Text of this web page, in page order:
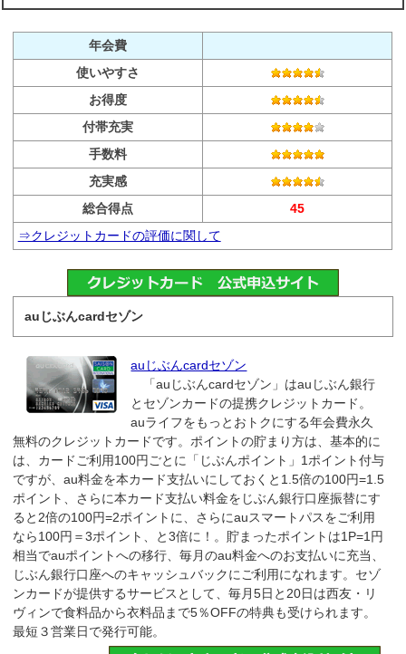
年会費
使いやすさ
お得度
付帯充実
手数料
充実感
総合得点
45
⇒クレジットカードの評価に関して
auじぶんcardセゾン
auじぶんcardセゾン
「auじぶんcardセゾン」はauじぶん銀行
とセゾンカードの提携クレジットカード。
auライフをもっとおトクにする年会費永久
無料のクレジットカードです。ポイントの貯まり方は、基本的に
は、カードご利用100円ごとに「じぶんポイント」1ポイント付与
ですが、au料金を本カード支払いにしておくと1.5倍の100円=1.5
ポイント、さらに本カード支払い料金をじぶん銀行口座振替にす
ると2倍の100円=2ポイントに、さらにauスマートパスをご利用
なら100円＝3ポイント、と3倍に！。貯まったポイントは1P=1円
相当でauポイントへの移行、毎月のau料金へのお支払いに充当、
じぶん銀行口座へのキャッシュバックにご利用になれます。セゾ
ンカードが提供するサービスとして、毎月5日と20日は西友・リ
ヴィンで食料品から衣料品まで5％OFFの特典も受けられます。
最短３営業日で発行可能。